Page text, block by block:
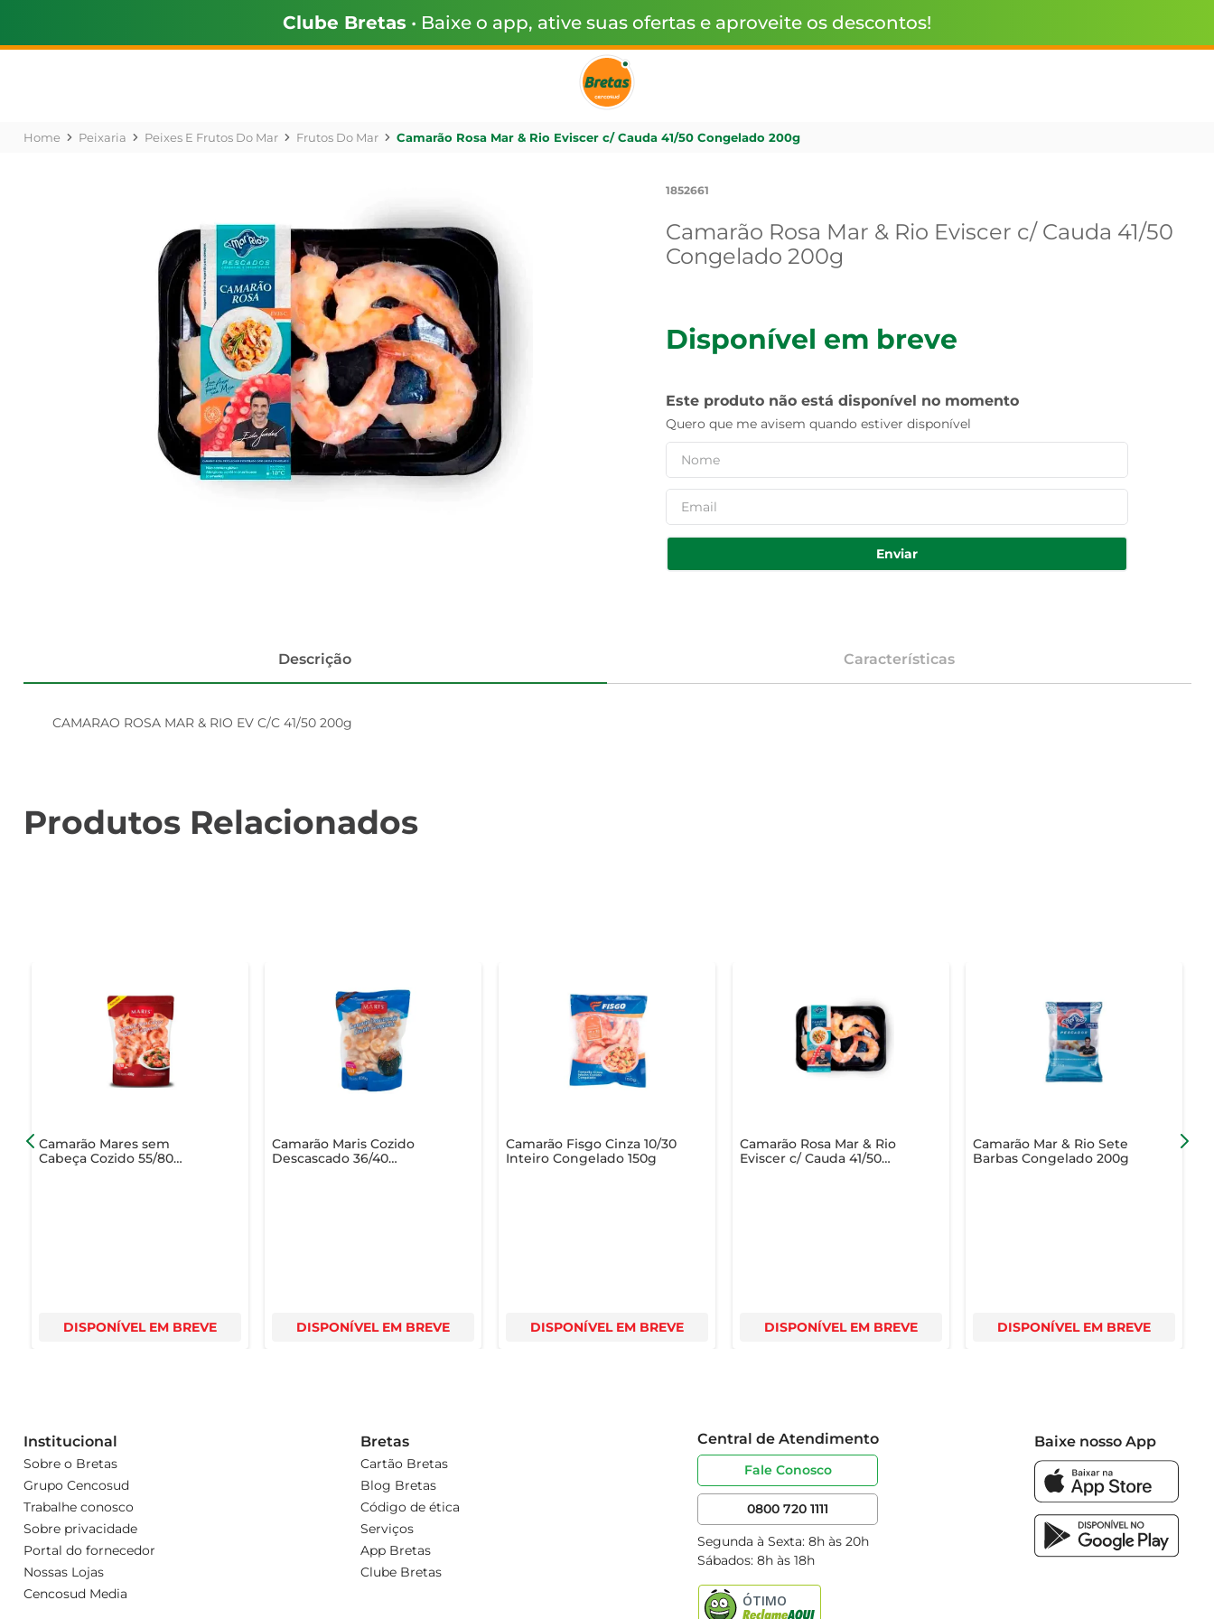
Clube Bretas • Baixe o app, ative suas ofertas e aproveite os descontos!
Peixaria Peixes E Frutos Do Mar Frutos Do Mar Camarão Rosa Mar & Rio Eviscer c/ Cauda 41/50 Congelado 200g
1852661
Camarão Rosa Mar & Rio Eviscer c/ Cauda 41/50
Congelado 200g
Disponível em breve
Este produto não está disponível no momento
Quero que me avisem quando estiver disponível
Enviar
Descrição Características
CAMARAO ROSA MAR & RIO EV C/C 41/50 200g
Produtos Relacionados
Camarão Mares sem
Cabeça Cozido 55/80
DISPONÍVEL EM BREVE
Camarão Maris Cozido
Descascado 36/40
DISPONÍVEL EM BREVE
Camarão Fisgo Cinza 10/30
Inteiro Congelado 150g
DISPONÍVEL EM BREVE
Camarão Rosa Mar & Rio
Eviscer c/ Cauda 41/50
DISPONÍVEL EM BREVE
Camarão Mar & Rio Sete
Barbas Congelado 200g
DISPONÍVEL EM BREVE
Institucional
Sobre o Bretas
Grupo Cencosud
Trabalhe conosco
Sobre privacidade
Portal do fornecedor
Nossas Lojas
Cencosud Media
Bretas
Cartão Bretas
Blog Bretas
Código de ética
Serviços
App Bretas
Clube Bretas
Central de Atendimento
Fale Conosco
0800 720 1111
Segunda à Sexta: 8h às 20h
Sábados: 8h às 18h
Baixe nosso App